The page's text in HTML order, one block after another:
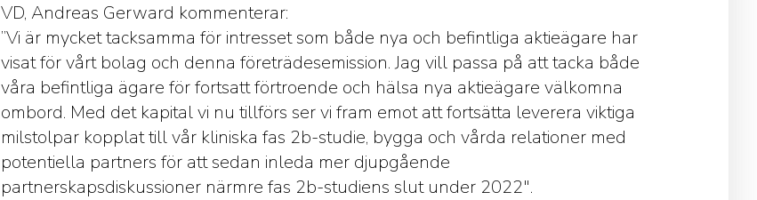
VD, Andreas Gerward kommenterar:
”Vi är mycket tacksamma för intresset som både nya och befintliga aktieägare har
visat för vårt bolag och denna företrädesemission. Jag vill passa på att tacka både
våra befintliga ägare för fortsatt förtroende och hälsa nya aktieägare välkomna
ombord. Med det kapital vi nu tillförs ser vi fram emot att fortsätta leverera viktiga
milstolpar kopplat till vår kliniska fas 2b-studie, bygga och vårda relationer med
potentiella partners för att sedan inleda mer djupgående
partnerskapsdiskussioner närmre fas 2b-studiens slut under 2022″.